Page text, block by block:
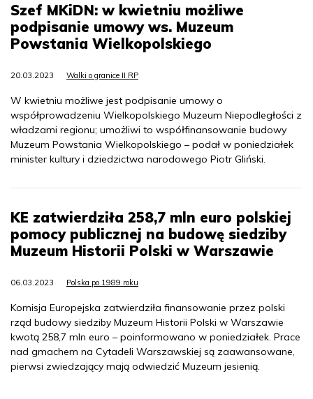
Szef MKiDN: w kwietniu możliwe
podpisanie umowy ws. Muzeum
Powstania Wielkopolskiego
20.03.2023 Walki o granice II RP
W kwietniu możliwe jest podpisanie umowy o
współprowadzeniu Wielkopolskiego Muzeum Niepodległości z
władzami regionu; umożliwi to współfinansowanie budowy
Muzeum Powstania Wielkopolskiego – podał w poniedziałek
minister kultury i dziedzictwa narodowego Piotr Gliński.
KE zatwierdziła 258,7 mln euro polskiej
pomocy publicznej na budowę siedziby
Muzeum Historii Polski w Warszawie
06.03.2023 Polska po 1989 roku
Komisja Europejska zatwierdziła finansowanie przez polski
rząd budowy siedziby Muzeum Historii Polski w Warszawie
kwotą 258,7 mln euro – poinformowano w poniedziałek. Prace
nad gmachem na Cytadeli Warszawskiej są zaawansowane,
pierwsi zwiedzający mają odwiedzić Muzeum jesienią.